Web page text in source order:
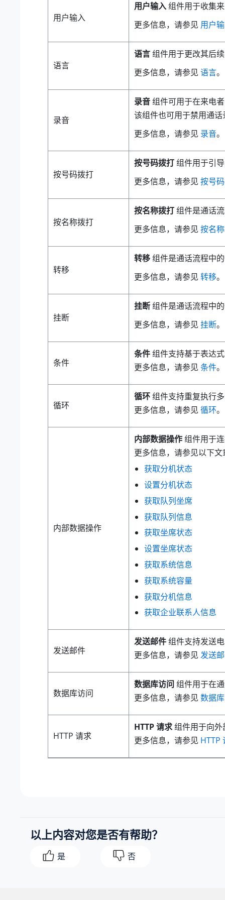
用户输入
用户输入组件用于收集
更多信息，请参见 用户
语言
语言组件用于更改其后
更多信息，请参见 语言。
录音
录音组件可用于在来电
该组件也可用于禁用通
更多信息，请参见 录音。
按号码拨打
按号码拨打组件用于引
更多信息，请参见 按号
按名称拨打
按名称拨打组件是通话
更多信息，请参见 按名
转移
转移组件是通话流程中
更多信息，请参见 转移。
挂断
挂断组件是通话流程中
更多信息，请参见 挂断。
条件
条件组件支持基于表达
更多信息，请参见 条件。
循环
循环组件支持重复执行
更多信息，请参见 循环。
内部数据操作
内部数据操作组件用于
更多信息，请参见以下文
获取分机状态
设置分机状态
获取队列坐席
获取队列信息
获取坐席状态
设置坐席状态
获取系统信息
获取系统容量
获取分机信息
获取企业联系人信息
发送邮件
发送邮件组件支持发送
更多信息，请参见 发送
数据库访问
数据库访问 组件用于在
更多信息，请参见 数据
HTTP 请求
HTTP 请求组件用于向
更多信息，请参见 HTTP
以上内容对您是否有帮助？
是 否